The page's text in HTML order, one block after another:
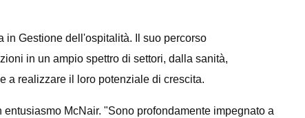
in Gestione dell'ospitalità. Il suo percorso
in un ampio spettro di settori, dalla sanità,
a realizzare il loro potenziale di crescita.
McNair. "Sono profondamente impegnato a